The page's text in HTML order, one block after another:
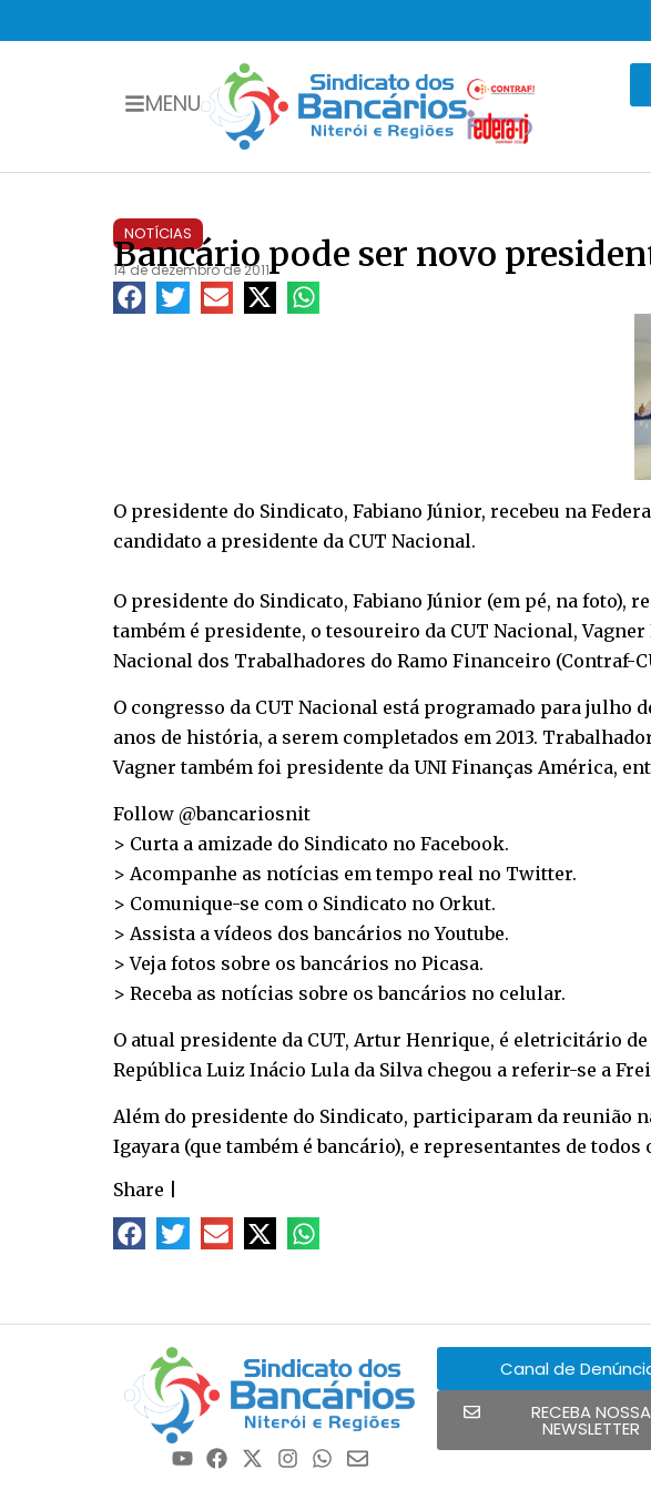
MENU
NOTÍCIAS
Bancário pode ser novo
14 de dezembro de 2011
O presidente do Sindicato, Fabiano Júnior, recebeu na
candidato a presidente da CUT Nacional.
O presidente do Sindicato, Fabiano Júnior (em pé, na foto),
também é presidente, o tesoureiro da CUT Nacional,
Nacional dos Trabalhadores do Ramo Financeiro (Contraf-
O congresso da CUT Nacional está programado para julho
anos de história, a serem completados em 2013.
Vagner também foi presidente da UNI Finanças América,
Follow @bancariosnit
> Curta a amizade do Sindicato no Facebook.
> Acompanhe as notícias em tempo real no Twitter.
> Comunique-se com o Sindicato no Orkut.
> Assista a vídeos dos bancários noYoutube.
> Veja fotos sobre os bancários no Picasa.
> Receba as notícias sobre os bancários no celular.
O atual presidente da CUT, Artur Henrique, é eletricitário
República Luiz Inácio Lula da Silva chegou a referir-se a
Além do presidente do Sindicato, participaram da reunião
Igayara (que também é bancário), e representantes de
Share
Canal de
RECEBA NOSSA
NEWSLETTER